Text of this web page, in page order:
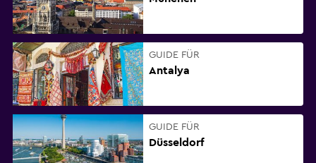
GUIDE FÜR
Antalya
GUIDE FÜR
Düsseldorf